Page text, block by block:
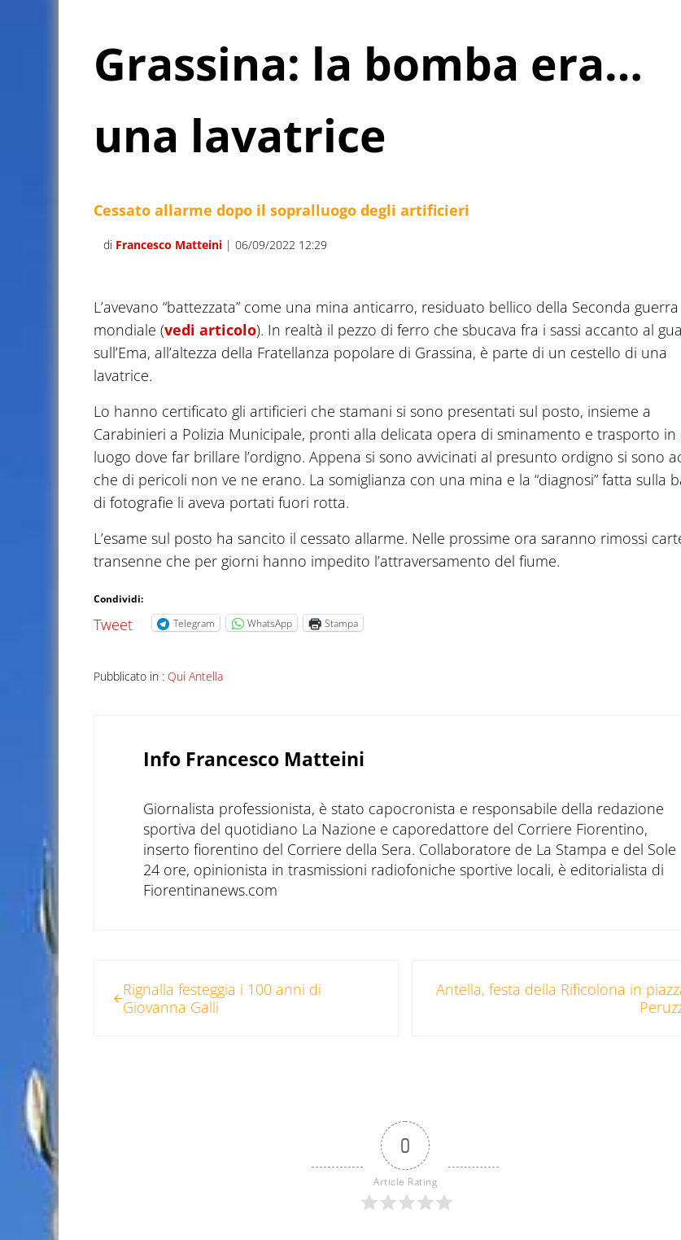
Grassina: la bomba era…
una lavatrice
Cessato allarme dopo il sopralluogo degli artificieri
di Francesco Matteini | 06/09/2022 12:29
L’avevano “battezzata” come una mina anticarro, residuato bellico della Seconda guerra
mondiale (vedi articolo). In realtà il pezzo di ferro che sbucava fra i sassi accanto al
sull’Ema, all’altezza della Fratellanza popolare di Grassina, è parte di un cestello di una
lavatrice.
Lo hanno certificato gli artificieri che stamani si sono presentati sul posto, insieme a
Carabinieri a Polizia Municipale, pronti alla delicata opera di sminamento e trasporto in
luogo dove far brillare l’ordigno. Appena si sono avvicinati al presunto ordigno si sono
che di pericoli non ve ne erano. La somiglianza con una mina e la “diagnosi” fatta sulla
di fotografie li aveva portati fuori rotta.
L’esame sul posto ha sancito il cessato allarme. Nelle prossime ora saranno rimossi
transenne che per giorni hanno impedito l’attraversamento del fiume.
Condividi:
Tweet Telegram WhatsApp Stampa
Pubblicato in : Qui Antella
Info Francesco Matteini
Giornalista professionista, è stato capocronista e responsabile della redazione
sportiva del quotidiano La Nazione e caporedattore del Corriere Fiorentino,
inserto fiorentino del Corriere della Sera. Collaboratore de La Stampa e del Sole
24 ore, opinionista in trasmissioni radiofoniche sportive locali, è editorialista di
Fiorentinanews.com
Rignalla festeggia i 100 anni di
Giovanna Galli
Antella, festa della Rificolona in
0
Article Rating